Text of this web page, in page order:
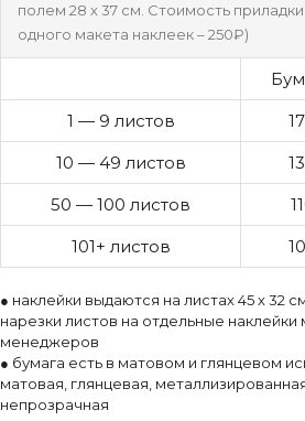
полем 28 х 37 см. Стоимость
одного макета наклеек – 250₽)
1 — 9 листов
10 — 49 листов
50 — 100 листов
101+ листов
● наклейки выдаются на листах 45 х 32
нарезки листов на отдельные наклейки
менеджеров
● бумага есть в матовом и глянцевом
матовая, глянцевая,
непрозрачная